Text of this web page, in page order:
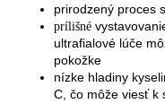
prirodzený proces
prílišné
ultrafialové lúče
pokožke
nízke hladiny
C, čo môže viesť k